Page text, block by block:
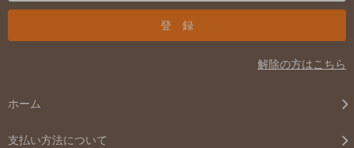
解除の方はこちら
ホーム
支払い方法について